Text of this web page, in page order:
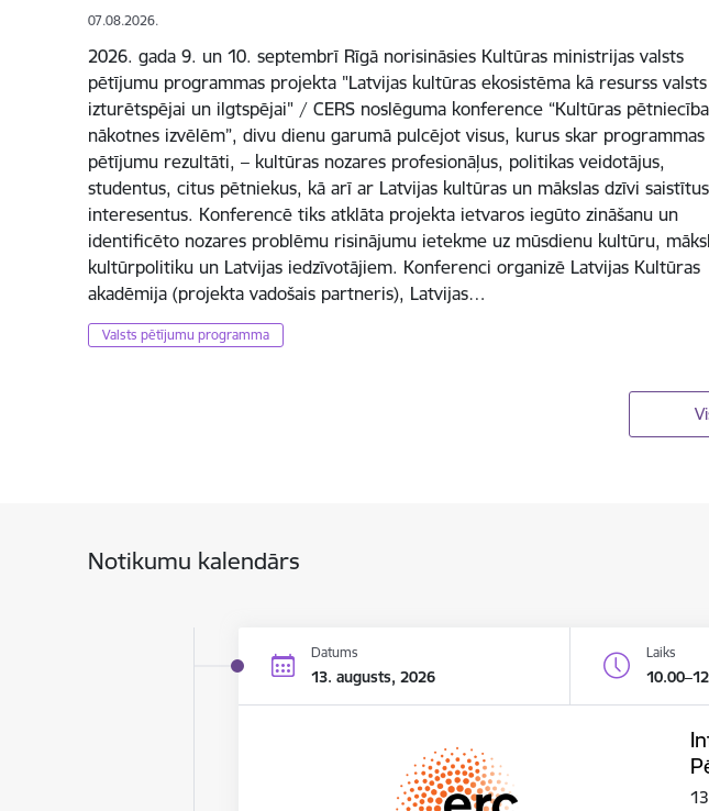
07.08.2026.
2026. gada 9. un 10. septembrī Rīgā norisināsies Kultūras ministrijas valsts
pētījumu programmas projekta "Latvijas kultūras ekosistēma kā resurss valsts
izturētspējai un ilgtspējai" / CERS noslēguma konference “Kultūras pētniecība
nākotnes izvēlēm”, divu dienu garumā pulcējot visus, kurus skar programmas
pētījumu rezultāti, – kultūras nozares profesionāļus, politikas veidotājus,
studentus, citus pētniekus, kā arī ar Latvijas kultūras un mākslas dzīvi saistītus
interesentus. Konferencē tiks atklāta projekta ietvaros iegūto zināšanu un
identificēto nozares problēmu risinājumu ietekme uz mūsdienu kultūru,
kultūrpolitiku un Latvijas iedzīvotājiem. Konferenci organizē Latvijas Kultūras
akadēmija (projekta vadošais partneris), Latvijas…
Valsts pētījumu programma
Notikumu kalendārs
Datums
13. augusts, 2026
Laiks